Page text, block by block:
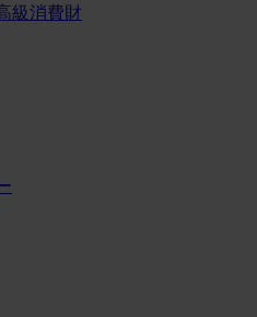
級消費財